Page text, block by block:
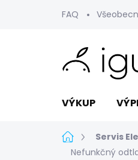
FAQ
VÝKUP
DomovServis
Nefunkčný